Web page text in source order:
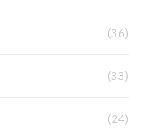
(36)
(33)
(24)